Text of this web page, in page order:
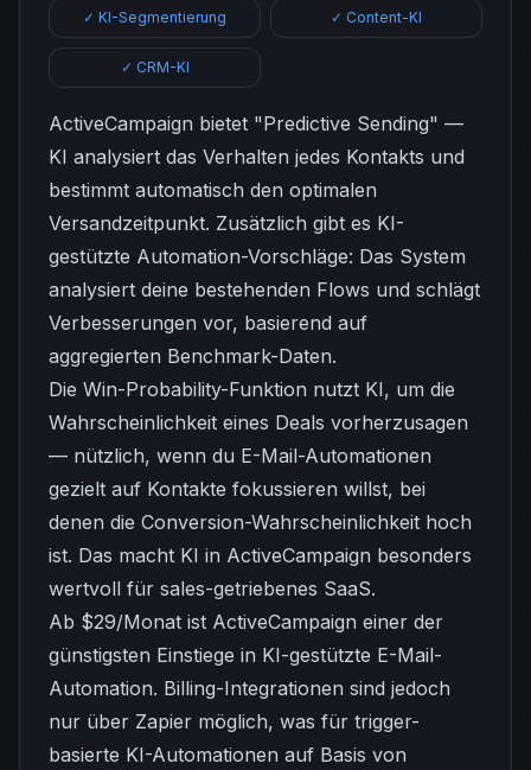
✓ KI-Segmentierung ✓ Content-KI
✓ CRM-KI
ActiveCampaign bietet "Predictive Sending" —
KI analysiert das Verhalten jedes Kontakts und
bestimmt automatisch den optimalen
Versandzeitpunkt. Zusätzlich gibt es KI-
gestützte Automation-Vorschläge: Das System
analysiert deine bestehenden Flows und schlägt
Verbesserungen vor, basierend auf
aggregierten Benchmark-Daten.
Die Win-Probability-Funktion nutzt KI, um die
Wahrscheinlichkeit eines Deals vorherzusagen
— nützlich, wenn du E-Mail-Automationen
gezielt auf Kontakte fokussieren willst, bei
denen die Conversion-Wahrscheinlichkeit hoch
ist. Das macht KI in ActiveCampaign besonders
wertvoll für sales-getriebenes SaaS.
Ab $29/Monat ist ActiveCampaign einer der
günstigsten Einstiege in KI-gestützte E-Mail-
Automation. Billing-Integrationen sind jedoch
nur über Zapier möglich, was für trigger-
basierte KI-Automationen auf Basis von